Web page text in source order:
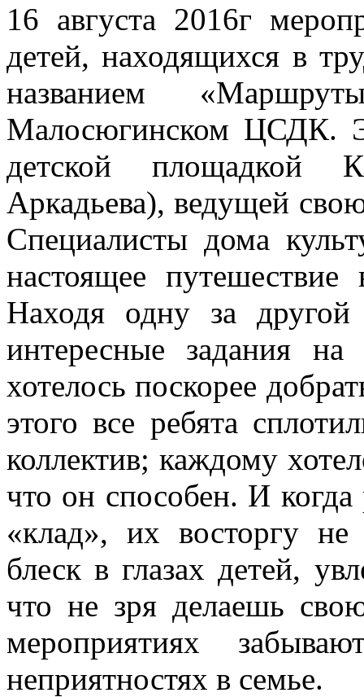
16 августа 2016г
детей, находящихся в
названием
Малосюгинском ЦСДК.
детской площадкой
Аркадьева), ведущей
Специалисты дома
настоящее
Находя одну за другой
интересные задания
хотелось поскорее
этого все ребята
коллектив; каждому
что он способен. И
«клад», их восторгу
блеск в глазах детей,
что не зря делаешь
мероприятиях
неприятностях в семье.